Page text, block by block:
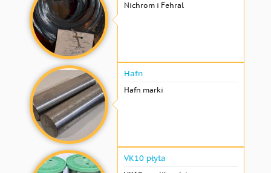
Nichrom i Fehral
Hafn
Hafn marki
VK10 płyta